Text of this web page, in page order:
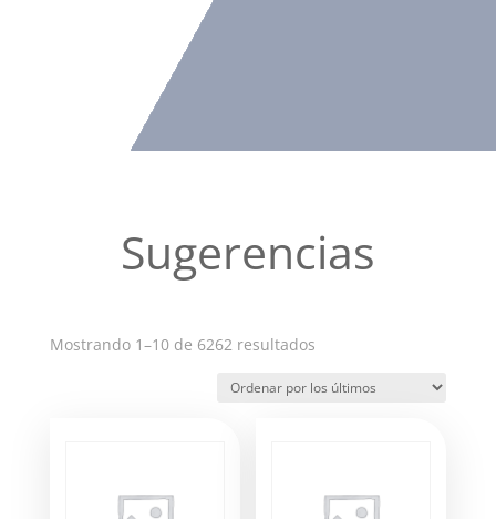
Sugerencias
Mostrando 1–10 de 6262 resultadosOrdenado
los